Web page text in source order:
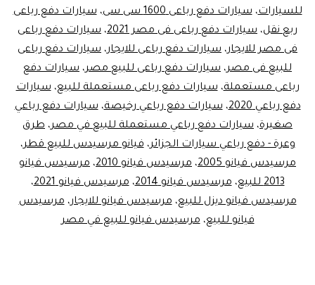
للسيارات،سيارات دفع رباعى 1600 سى سى ،سيارات دفع رباعى
ربع نقل، سيارات دفع رباعى فى مصر 2021 ، سيارات دفع رباعى
فى مصر للايجار، سيارات دفع رباعى للايجار، سيارات دفع رباعى
للبيع فى مصر، سيارات دفع رباعى للبيع مصر، سيارات دفع
رباعى مستعملة،سيارات دفع رباعى مستعملة للبيع،سيارات
دفع رباعي 2020
،سيارات دفع رباعي رخيصة،سيارات دفع رباعي
صغيرة، سيارات دفع رباعي مستعملة للبيع في مصر، طرق
وعرة - دفع رباعي سيارات الجزائر،فيانو مرسيدس للبيع قطر،
مرسيدس فيانو 2005
، مرسيدس فيانو 2010 ، مرسيدس فيانو
2013 للبيع
،مرسيدس فيانو 2014 ،مرسيدس فيانو 2021
،
مرسيدس فيانو ديزل للبيع،مرسيدس فيانو للايجار،مرسيدس
فيانو للبيع،مرسيدس فيانو للبيع في مصر